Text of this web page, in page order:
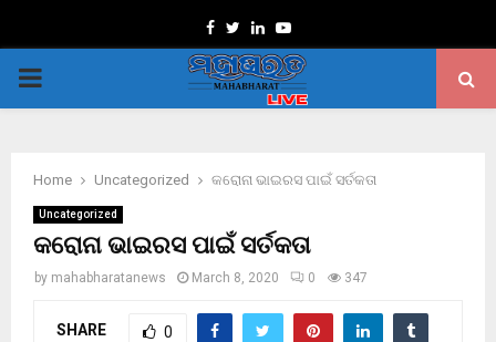
Facebook
TwitterLinkedinYoutube
PRIMARY
Home Uncategorized କରୋନା ଭାଇରସ ପାଇଁ ସର୍ତକତା
Uncategorized
କରୋନା ଭାଇରସ ପାଇଁ ସର୍ତକତା
by mahabharatanews March 8, 2020 0 347
SHARE 0